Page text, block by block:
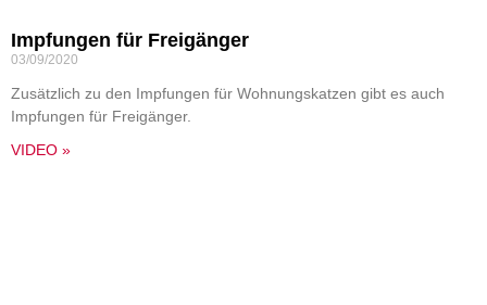
Impfungen für Freigänger
03/09/2020
Zusätzlich zu den Impfungen für Wohnungskatzen gibt es auch
Impfungen für Freigänger.
VIDEO »